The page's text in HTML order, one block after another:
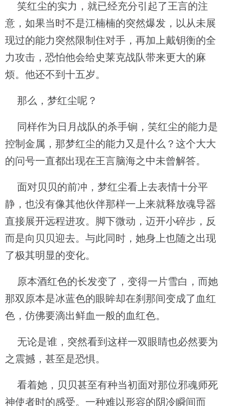
笑红尘的实力，就已经充分引起了王言的注
意，如果当时不是江楠楠的突然爆发，以从未展
现过的能力突然限制住对手，再加上戴钥衡的全
力攻击，恐怕他会给史莱克战队带来更大的麻
烦。他还不到十五岁。
那么，梦红尘呢？
同样作为日月战队的杀手锏，笑红尘的能力是
控制金属，那梦红尘的能力又是什么？这个大大
的问号一直都出现在王言脑海之中未曾解答。
面对贝贝的前冲，梦红尘看上去表情十分平
静，也没有像其他伙伴那样一上来就释放魂导器
直接展开远程进攻。脚下微动，迈开小碎步，反
而是向贝贝迎去。与此同时，她身上也随之出现
了极其明显的变化。
原本酒红色的长发变了，变得一片雪白，而她
那双原本是冰蓝色的眼眸却在刹那间变成了血红
色，仿佛要滴出鲜血一般的血红色。
无论是谁，突然看到这样一双眼睛也必然要为
之震撼，甚至是恐惧。
看着她，贝贝甚至有种当初面对那位邪魂师死
神使者时的感受。一种难以形容的阴冷瞬间而